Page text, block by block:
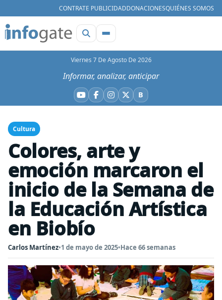
CONTRATE PUBLICIDADDONACIONESQUIÉNES SOMOS
Viernes 7 De Agosto De 2026
Informar, analizar, anticipar
YouTube
Facebook
Instagram
X BBluesky
Cultura
Colores, arte y
emoción marcaron el
inicio de la Semana de
la Educación Artística
en Biobío
Carlos Martínez•1 de mayo de 2025•Hace 66 semanas